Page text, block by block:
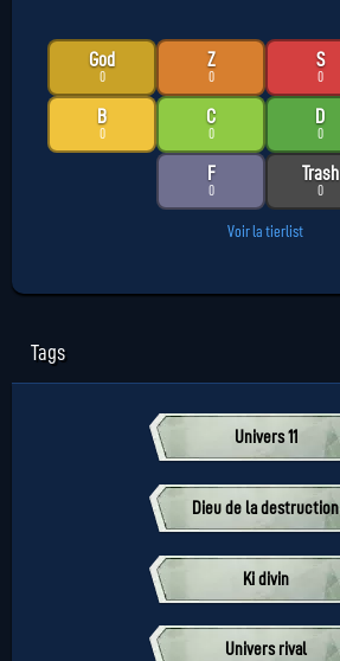
God
0
Z
0
S
0
B
0
C
0
D
0
F
0
Trash
0
Voir la tierlist
Tags
Univers 11
Dieu de la destruction
Ki divin
Univers rival